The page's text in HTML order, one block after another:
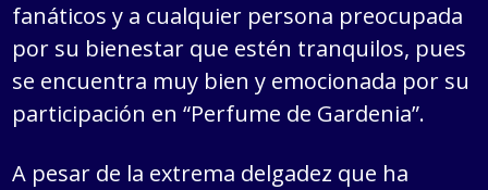
fanáticos y a cualquier persona preocupada
por su bienestar que estén tranquilos, pues
se encuentra muy bien y emocionada por su
participación en “Perfume de Gardenia”.
A pesar de la extrema delgadez que ha